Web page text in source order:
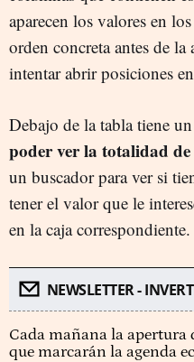
aparecen los valores en
orden concreta antes de la
intentar abrir posiciones
Debajo de la tabla tiene un
poder ver la totalidad de
un buscador para ver si
tener el valor que le
en la caja correspondiente.
NEWSLETTER -
Cada mañana la apertura
que marcarán la agenda